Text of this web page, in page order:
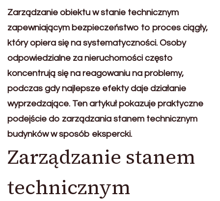
Zarządzanie obiektu w stanie technicznym
zapewniającym bezpieczeństwo to proces ciągły,
który opiera się na systematyczności. Osoby
odpowiedzialne za nieruchomości często
koncentrują się na reagowaniu na problemy,
podczas gdy najlepsze efekty daje działanie
wyprzedzające. Ten artykuł pokazuje praktyczne
podejście do zarządzania stanem technicznym
budynków w sposób ekspercki.
Zarządzanie stanem
technicznym